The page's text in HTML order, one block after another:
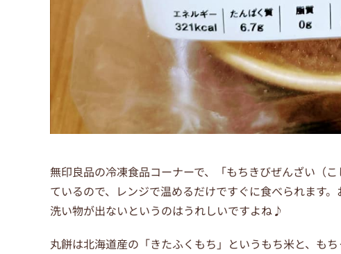
無印良品の冷凍食品コーナーで、「もちきびぜんざい（
ているので、レンジで温めるだけですぐに食べられます
洗い物が出ないというのはうれしいですよね♪
丸餅は北海道産の「きたふくもち」というもち米と、も